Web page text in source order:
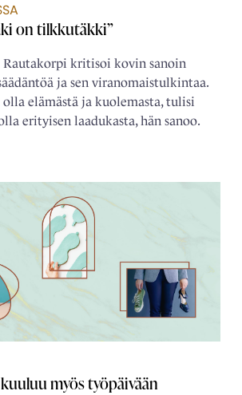
on tilkkutäkki”
kritisoi kovin sanoin
ja sen viranomais­tulkintaa.
olla elämästä ja kuolemasta, tulisi
erityisen laadukasta, hän sanoo.
myös työpäivään